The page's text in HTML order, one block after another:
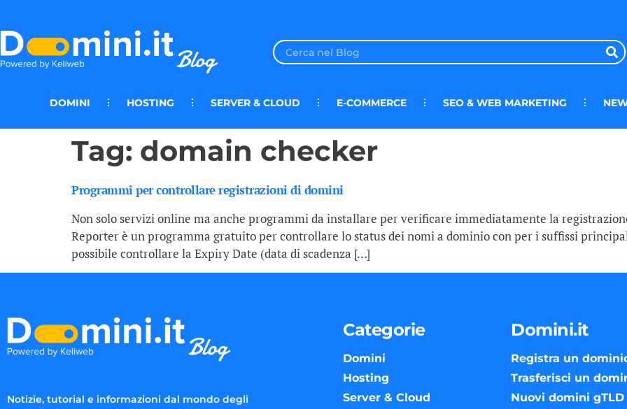
DOMINI HOSTING SERVER & CLOUD E-COMMERCE SEO & WEB MARKETING
Tag: domain checker
Programmi per controllare registrazioni di domini
Non solo servizi online ma anche programmi da installare per verificare immediatamente la
Reporter è un programma gratuito per controllare lo status dei nomi a dominio con per i suffissi
possibile controllare la Expiry Date (data di scadenza […]
Notizie, tutorial e informazioni dal mondo degli
Categorie
Domini
Hosting
Server & Cloud
Domini.it
Registra un
Trasferisci un
Nuovi domini gTLD